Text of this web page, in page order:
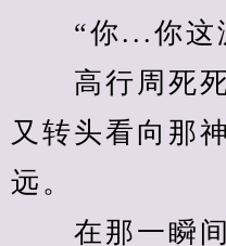
“你...你这
高行周死死
又转头看向那
远。
在那一瞬间